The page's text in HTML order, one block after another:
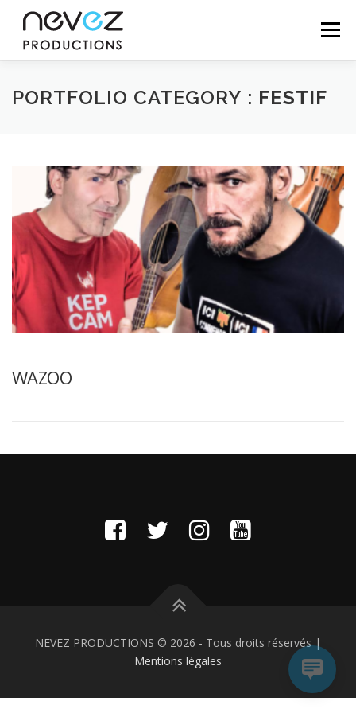
contenu
Menu
ACCUEIL NEVEZ PRODUCTIONS ARTISTES
CONTACT
PORTFOLIO CATEGORY : FESTIF
WAZOO
NEVEZ PRODUCTIONS © 2026 - Tous droits réservés |
Mentions légales